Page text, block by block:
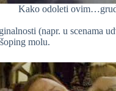
Kako odoleti
(napr. u scenama
molu.